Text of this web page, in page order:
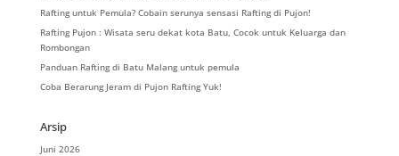
Rafting untuk Pemula? Cobain serunya sensasi Rafting di Pujon!
Rafting Pujon : Wisata seru dekat kota Batu, Cocok untuk Keluarga dan
Rombongan
Panduan Rafting di Batu Malang untuk pemula
Coba Berarung Jeram di Pujon Rafting Yuk!
Arsip
Juni 2026